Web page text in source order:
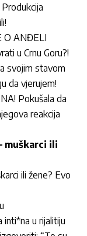
O ANĐELI
u Crnu Goru?!
svojim stavom
da vjerujem!
Pokušala da
reakcija
muškarci ili
ili žene? Evo
inti*na u rijalitiju